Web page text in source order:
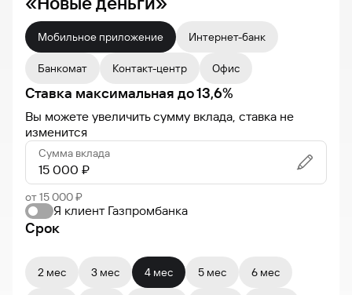
Мобильное приложение Интернет-банк
Банкомат Контакт-центр Офис
Ставка максимальная до13,6%
Вы можете увеличить сумму вклада, ставка не
изменится
Сумма вклада
от 15 000 ₽
Я клиент Газпромбанка
Срок
2 мес 3 мес 4 мес 5 мес 6 мес